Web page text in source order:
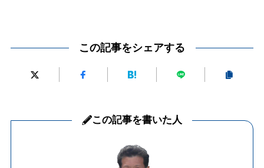
この記事をシェアする
この記事を書いた人